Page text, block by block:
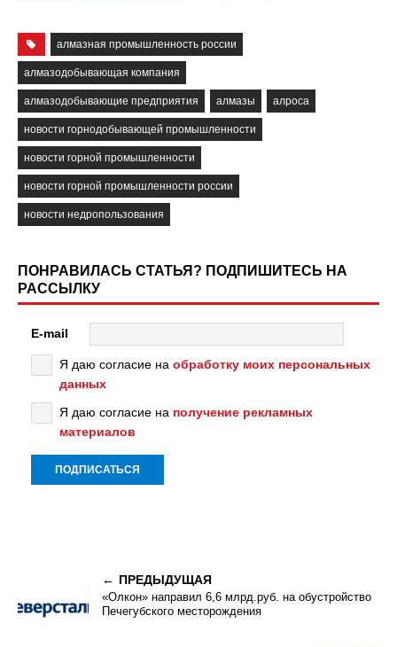
алмазная промышленность россии
алмазодобывающая компания
алмазодобывающие предприятия алмазы алроса
новости горнодобывающей промышленности
новости горной промышленности
новости горной промышленности россии
новости недропользования
ПОНРАВИЛАСЬ СТАТЬЯ? ПОДПИШИТЕСЬ НА
РАССЫЛКУ
E-mail
Я даю согласие на обработку моих персональных
данных
Я даю согласие на получение рекламных
материалов
ПРЕДЫДУЩАЯ
«Олкон» направил 6,6 млрд.руб. на обустройство
Печегубского месторождения